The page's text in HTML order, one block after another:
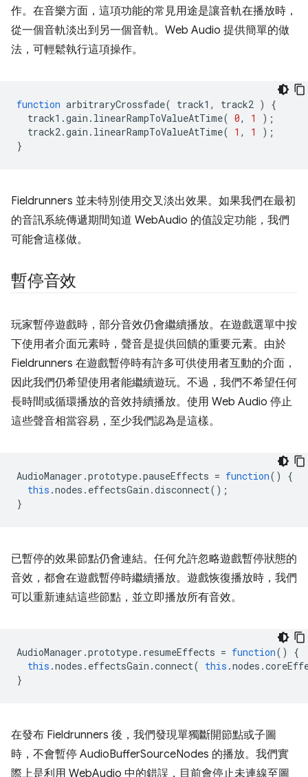
作。在音樂方面，這項功能的常見用途是讓音軌在播放時，
從一個音軌淡出到另一個音軌。Web Audio 提供簡單的做
法，可輕鬆執行這項操作。
function arbitraryCrossfade( track1 , track2 )
{
track1 .gain . linearRampToValueAtTime( 0, 1
);
track2.gain . linearRampToValueAtTime( 1 , 1
);
}
Fieldrunners 並未特別使用交叉淡出效果。如果我們在最初
的音訊系統傳遞期間知道 WebAudio 的值設定功能，我們
可能會這樣做。
暫停音效
玩家暫停遊戲時，部分音效仍會繼續播放。在遊戲選單中按
下使用者介面元素時，聲音是提供回饋的重要元素。由於
Fieldrunners 在遊戲暫停時有許多可供使用者互動的介面，
因此我們仍希望使用者能繼續遊玩。不過，我們不希望任何
長時間或循環播放的音效持續播放。使用 Web Audio 停止
這些聲音相當容易，至少我們認為是這樣。
AudioManager .prototype.pauseEffects = function()
{
this .nodes . effectsGain .disconnect();
}
已暫停的效果節點仍會連結。任何允許忽略遊戲暫停狀態的
音效，都會在遊戲暫停時繼續播放。遊戲恢復播放時，我們
可以重新連結這些節點，並立即播放所有音效。
AudioManager .prototype. resumeEffects = function()
{
this .nodes . effectsGain .connect( this .nodes .
}
在發布 Fieldrunners 後，我們發現單獨斷開節點或子圖
時，不會暫停 AudioBufferSourceNodes 的播放。我們實
際上是利用 WebAudio 中的錯誤，目前會停止未連線至圖